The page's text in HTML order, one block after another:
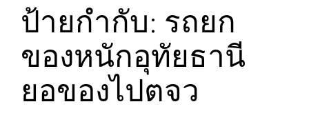
ป้ายกำกับ: รถยก
ของหนักอุทัยธานี
ยอของไปตจว